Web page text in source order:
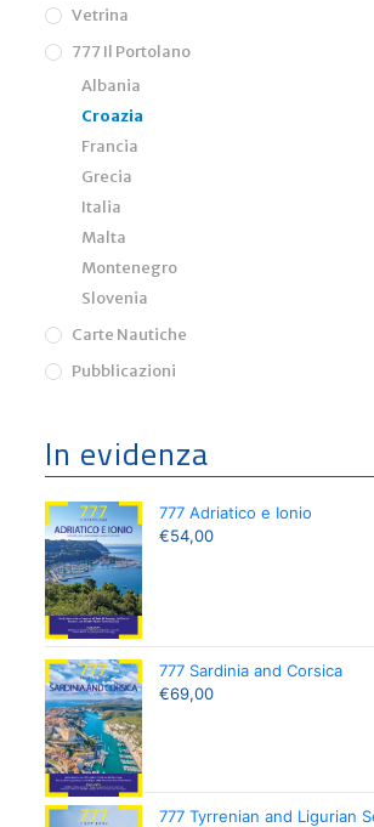
Vetrina
777 Il Portolano
Albania
Croazia
Francia
Grecia
Italia
Malta
Montenegro
Slovenia
Carte Nautiche
Pubblicazioni
In evidenza
777 Adriatico e Ionio
€54,00
777 Sardinia and Corsica
€69,00
777 Tyrrenian and Ligurian